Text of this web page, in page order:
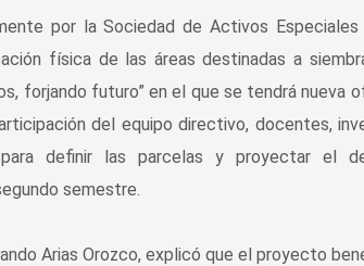
por la Sociedad de Activos
física de las áreas destinadas a
forjando futuro” en el que se tendrá nueva
del equipo directivo, docentes,
definir las parcelas y proyectar el
semestre.
Arias Orozco, explicó que el proyecto